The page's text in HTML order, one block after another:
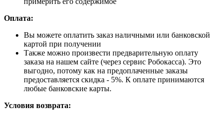
Оплата:
Вы можете оплатить заказ наличными или банковской
картой при получении
Также можно произвести предварительную оплату
заказа на нашем сайте (через сервис Робокасса). Это
выгодно, потому как на предоплаченные заказы
предоставляется скидка - 5%. К оплате принимаются
любые банковские карты.
Условия возврата: